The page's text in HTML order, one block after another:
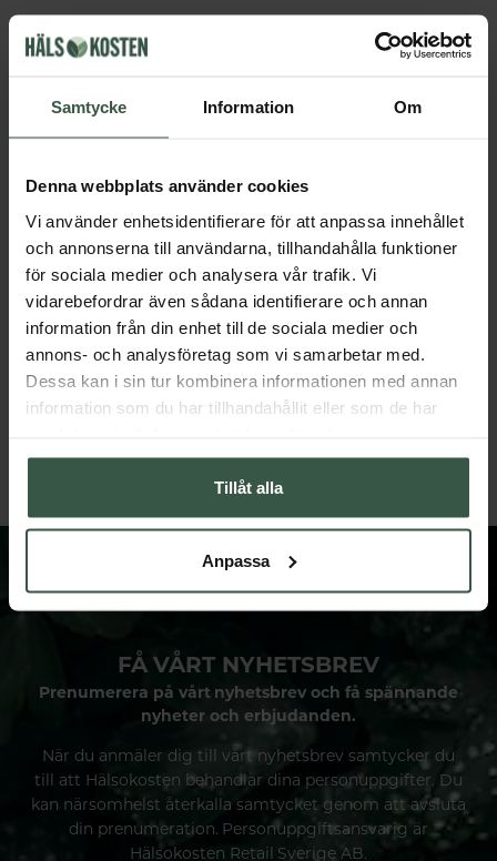
Samtycke Information Om
Denna webbplats använder cookies
Vi använder enhetsidentifierare för att anpassa innehållet
och annonserna till användarna, tillhandahålla funktioner
för sociala medier och analysera vår trafik. Vi
vidarebefordrar även sådana identifierare och annan
information från din enhet till de sociala medier och
annons- och analysföretag som vi samarbetar med.
Dessa kan i sin tur kombinera informationen med annan
information som du har tillhandahållit eller som de har
Tillåt alla
Anpassa
Andra köpte också
398 kr 498 kr
FÅ VÅRT NYHETSBREV
Prenumerera på vårt nyhetsbrev och få spännande
nyheter och erbjudanden.
När du anmäler dig till vårt nyhetsbrev samtycker du
till att Hälsokosten behandlar dina personuppgifter. Du
kan närsomhelst återkalla samtycket genom att avsluta
din prenumeration. Personuppgiftsansvarig är
Hälsokosten Retail Sverige AB.